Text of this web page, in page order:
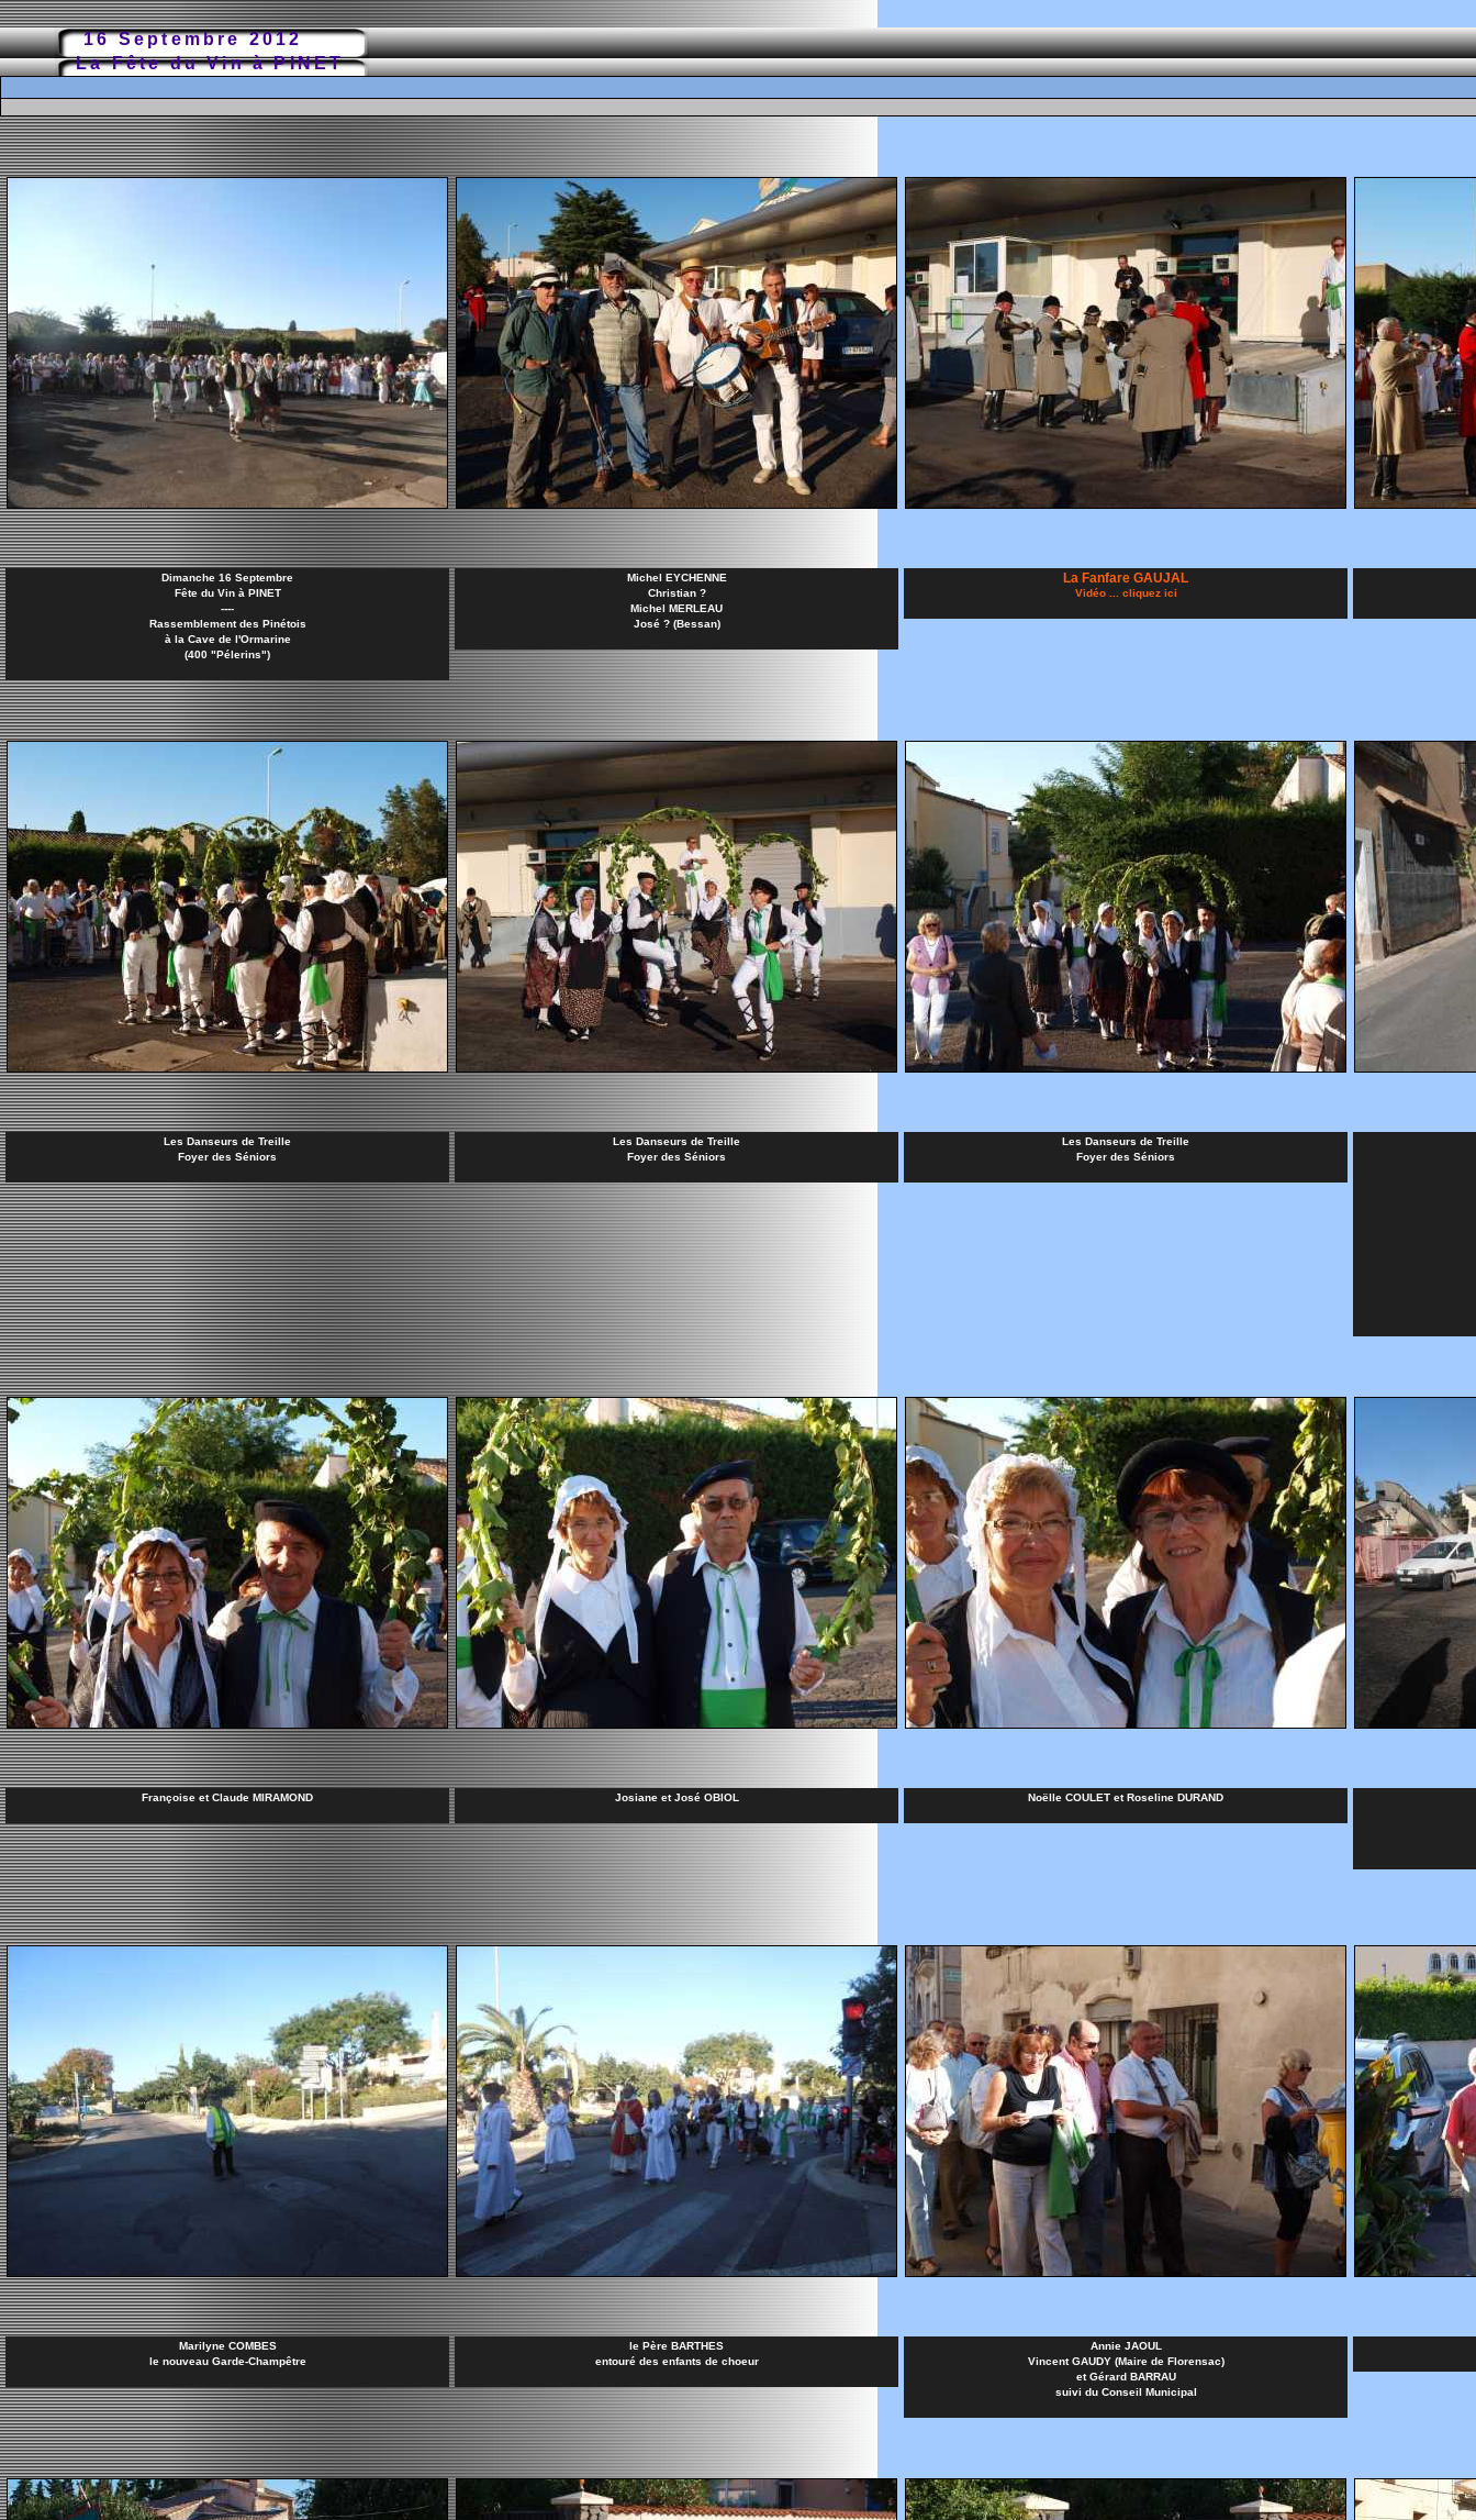
16 Septembre 2012
La Fête du Vin à PINET
Dimanche 16 Septembre
Fête du Vin à PINET
----
Rassemblement des Pinétois
à la Cave de l'Ormarine
(400 "Pélerins")
Michel EYCHENNE
Christian ?
Michel MERLEAU
José ? (Bessan)
La Fanfare GAUJAL
Vidéo ... cliquez ici
Les Danseurs de Treille
Foyer des Séniors
Les Danseurs de Treille
Foyer des Séniors
Les Danseurs de Treille
Foyer des Séniors
Françoise et Claude MIRAMOND Josiane et José OBIOL Noëlle COULET et Roseline DURAND
Marilyne COMBES
le nouveau Garde-Champêtre
le Père BARTHES
entouré des enfants de choeur
Annie JAOUL
Vincent GAUDY (Maire de Florensac)
et Gérard BARRAU
suivi du Conseil Municipal